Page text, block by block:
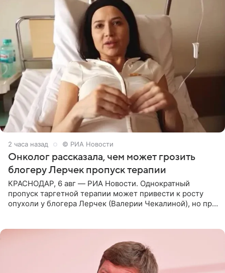
2 часа назад © РИА Новости
Онколог рассказала, чем может грозить
блогеру Лерчек пропуск терапии
КРАСНОДАР, 6 авг — РИА Новости. Однократный
пропуск таргетной терапии может привести к росту
опухоли у блогера Лерчек (Валерии Чекалиной), но при